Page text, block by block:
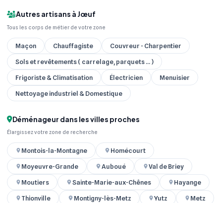
Autres artisans à Jœuf
Tous les corps de métier de votre zone
Maçon Chauffagiste
Couvreur - Charpentier
Sols et revêtements ( carrelage, parquets ... )
Frigoriste & Climatisation
Électricien
Menuisier
Nettoyage industriel & Domestique
Déménageur dans les villes proches
Élargissez votre zone de recherche
Montois-la-Montagne
Homécourt
Moyeuvre-Grande
Auboué
Val de Briey
Moutiers
Sainte-Marie-aux-Chênes
Hayange
Thionville
Montigny-lès-Metz Yutz Metz